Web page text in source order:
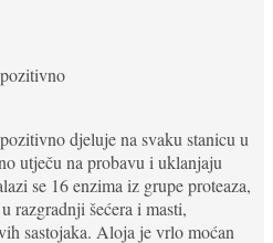
djeluje na svaku stanicu u
utječu na probavu i uklanjaju
se 16 enzima iz grupe proteaza,
razgradnji šećera i masti,
sastojaka. Aloja je vrlo moćan